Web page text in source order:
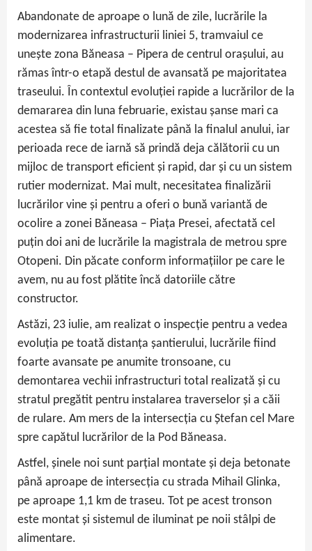
Abandonate de aproape o lună de zile, lucrările la
modernizarea infrastructurii liniei 5, tramvaiul ce
unește zona Băneasa – Pipera de centrul orașului, au
rămas într-o etapă destul de avansată pe majoritatea
traseului. În contextul evoluției rapide a lucrărilor de la
demararea din luna februarie, existau șanse mari ca
acestea să fie total finalizate până la finalul anului, iar
perioada rece de iarnă să prindă deja călătorii cu un
mijloc de transport eficient și rapid, dar și cu un sistem
rutier modernizat. Mai mult, necesitatea finalizării
lucrărilor vine și pentru a oferi o bună variantă de
ocolire a zonei Băneasa – Piața Presei, afectată cel
puțin doi ani de lucrările la magistrala de metrou spre
Otopeni. Din păcate conform informațiilor pe care le
avem, nu au fost plătite încă datoriile către
constructor.
Astăzi, 23 iulie, am realizat o inspecție pentru a vedea
evoluția pe toată distanța șantierului, lucrările fiind
foarte avansate pe anumite tronsoane, cu
demontarea vechii infrastructuri total realizată și cu
stratul pregătit pentru instalarea traverselor și a căii
de rulare. Am mers de la intersecția cu Ștefan cel Mare
spre capătul lucrărilor de la Pod Băneasa.
Astfel, șinele noi sunt parțial montate și deja betonate
până aproape de intersecția cu strada Mihail Glinka,
pe aproape 1,1 km de traseu. Tot pe acest tronson
este montat și sistemul de iluminat pe noii stâlpi de
alimentare.